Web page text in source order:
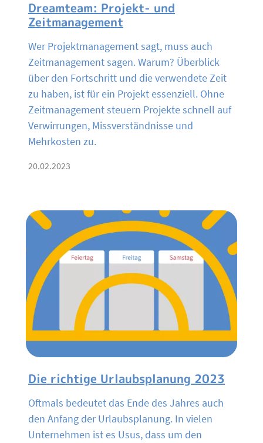
Dreamteam: Projekt- und
Zeitmanagement
Wer Projektmanagement sagt, muss auch
Zeitmanagement sagen. Warum? Überblick
über den Fortschritt und die verwendete Zeit
zu haben, ist für ein Projekt essenziell. Ohne
Zeitmanagement steuern Projekte schnell auf
Verwirrungen, Missverständnisse und
Mehrkosten zu.
20.02.2023
Die richtige Urlaubsplanung 2023
Oftmals bedeutet das Ende des Jahres auch
den Anfang der Urlaubsplanung. In vielen
Unternehmen ist es Usus, dass um den